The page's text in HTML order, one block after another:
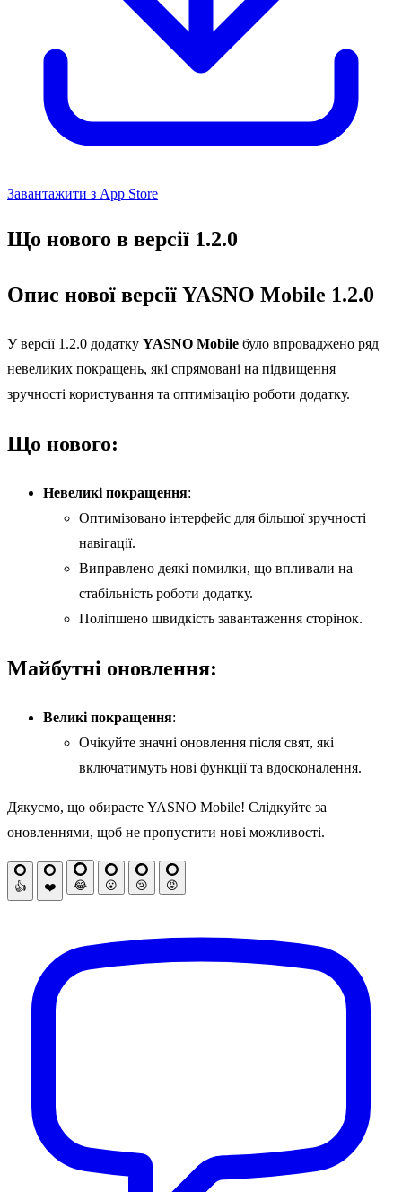
Завантажити з App Store
Що нового в версії 1.2.0
Опис нової версії YASNO Mobile 1.2.0
У версії 1.2.0 додатку YASNO Mobile було впроваджено ряд
невеликих покращень, які спрямовані на підвищення
зручності користування та оптимізацію роботи додатку.
Що нового:
Невеликі покращення:
Оптимізовано інтерфейс для більшої зручності
навігації.
Виправлено деякі помилки, що впливали на
стабільність роботи додатку.
Поліпшено швидкість завантаження сторінок.
Майбутні оновлення:
Великі покращення:
Очікуйте значні оновлення після свят, які
включатимуть нові функції та вдосконалення.
Дякуємо, що обираєте YASNO Mobile! Слідкуйте за
оновленнями, щоб не пропустити нові можливості.
👍 ❤️ 😂 😮 😢 😡